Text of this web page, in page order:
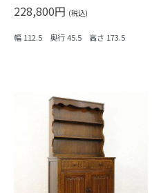
228,800円 (税込)
幅 112.5 奥行 45.5 高さ 173.5